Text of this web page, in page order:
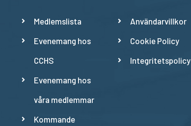
Medlemslista
Evenemang hos
CCHS
Evenemang hos
våra medlemmar
Kommande
Användarvillkor
Cookie Policy
Integritetspolicy